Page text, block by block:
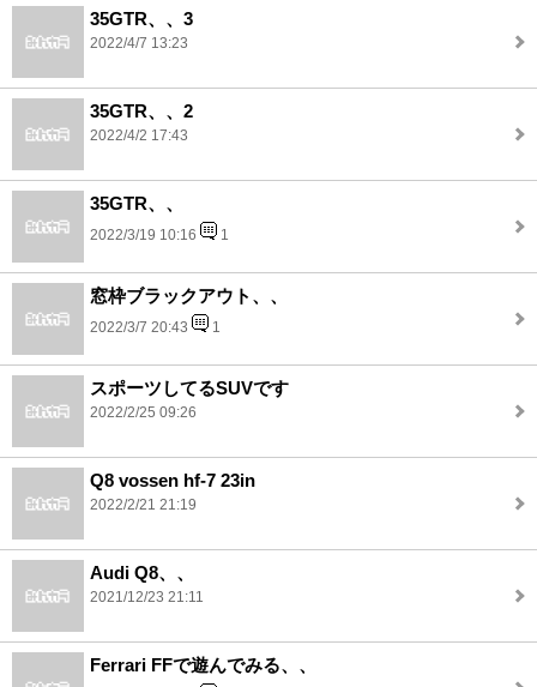
35GTR、、3
2022/4/7 13:23
35GTR、、2
2022/4/2 17:43
35GTR、、
2022/3/19 10:16 1
窓枠ブラックアウト、、
2022/3/7 20:43 1
スポーツしてるSUVです
2022/2/25 09:26
Q8 vossen hf-7 23in
2022/2/21 21:19
Audi Q8、、
2021/12/23 21:11
Ferrari FFで遊んでみる、、